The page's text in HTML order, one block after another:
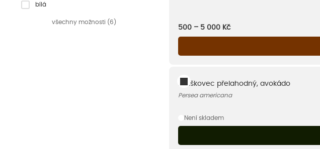
bílá
všechny možnosti (6)
500 – 5 000 Kč
Hruškovec přelahodný, avokádo
Persea americana
Není skladem